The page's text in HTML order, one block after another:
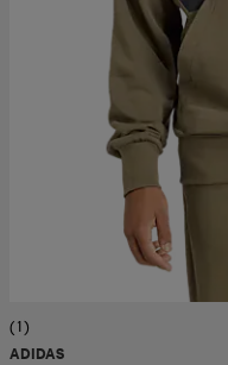
(1)
ADIDAS